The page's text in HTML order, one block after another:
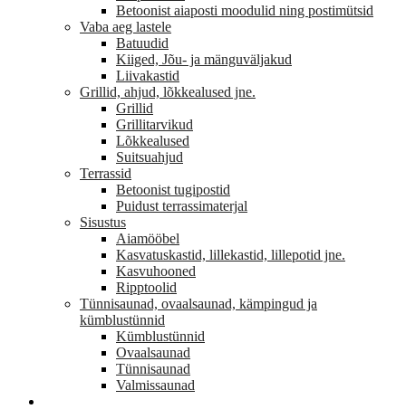
Betoonist aiaposti moodulid ning postimütsid
Vaba aeg lastele
Batuudid
Kiiged, Jõu- ja mänguväljakud
Liivakastid
Grillid, ahjud, lõkkealused jne.
Grillid
Grillitarvikud
Lõkkealused
Suitsuahjud
Terrassid
Betoonist tugipostid
Puidust terrassimaterjal
Sisustus
Aiamööbel
Kasvatuskastid, lillekastid, lillepotid jne.
Kasvuhooned
Ripptoolid
Tünnisaunad, ovaalsaunad, kämpingud ja
kümblustünnid
Kümblustünnid
Ovaalsaunad
Tünnisaunad
Valmissaunad